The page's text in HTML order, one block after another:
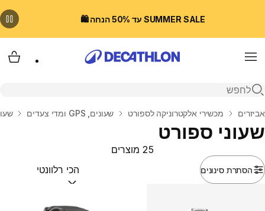
SUMMER SALE עד 50% הנחה 🛍️
Menu
פתיחת חיפוש
בית
אביזרים מכשירי אלקטרוניקה לספורט שעונים, GPS ומדי צעדים
שעוני ספורט
הסתרת סינונים
25 מוצרים
מיין לפי:(optional)